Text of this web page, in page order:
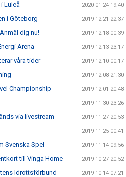
Luleå 2020-01-24 19:40
i Göteborg 2019-12-21 22:37
dig nu! 2019-12-18 00:39
Arena 2019-12-13 23:17
våra tider 2019-12-10 00:17
2019-12-08 21:30
Championship 2019-12-01 20:48
2019-11-30 23:26
via livestream 2019-11-27 20:53
2019-11-25 00:41
Svenska Spel 2019-11-14 09:56
till Vinga Home 2019-10-27 20:52
Idrottsförbund 2019-10-14 07:21